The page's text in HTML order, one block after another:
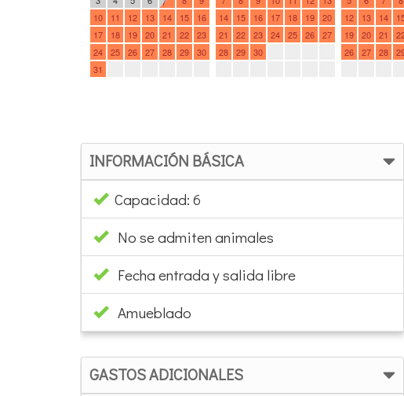
INFORMACIÓN BÁSICA
Capacidad: 6
No se admiten animales
Fecha entrada y salida libre
Amueblado
GASTOS ADICIONALES